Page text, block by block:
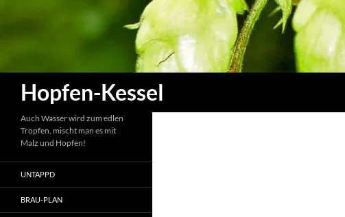
Hopfen-Kessel
Auch Wasser wird zum edlen
Tropfen, mischt man es mit
Malz und Hopfen!
UNTAPPD
BRAU-PLAN